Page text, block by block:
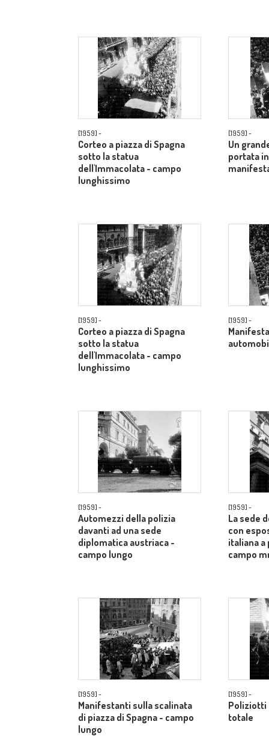
[1959] -
Corteo a piazza di Spagna
sotto la statua
dell'Immacolata - campo
lunghissimo
[1959] -
Un
portata
[1959] -
Corteo a piazza di Spagna
sotto la statua
dell'Immacolata - campo
lunghissimo
[1959] -
[1959] -
Automezzi della polizia
davanti ad una sede
diplomatica austriaca -
campo lungo
[1959] -
La sede
con
italiana a
campo
[1959] -
Manifestanti sulla scalinata
di piazza di Spagna - campo
lungo
[1959] -
Poliziotti
totale